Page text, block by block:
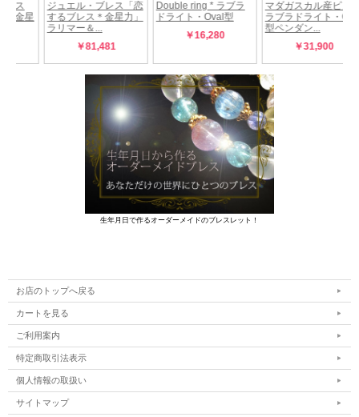
生年月日で作るオーダーメイドのブレスレット！
お店のトップへ戻る
カートを見る
ご利用案内
特定商取引法表示
個人情報の取扱い
サイトマップ